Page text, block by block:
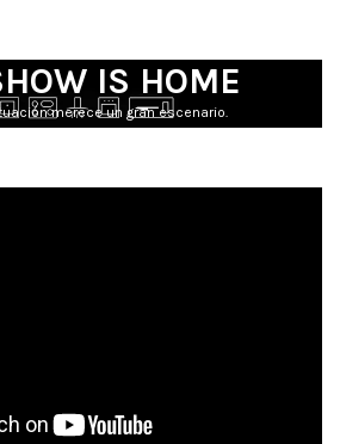
IS HOME
merece un gran escenario.